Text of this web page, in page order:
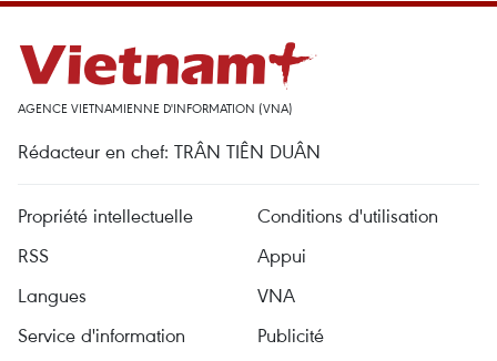
AGENCE VIETNAMIENNE D'INFORMATION (VNA)
Rédacteur en chef: TRÂN TIÊN DUÂN
Propriété intellectuelle
Conditions d'utilisation
RSS
Appui
Langues
VNA
Service d'information
Publicité